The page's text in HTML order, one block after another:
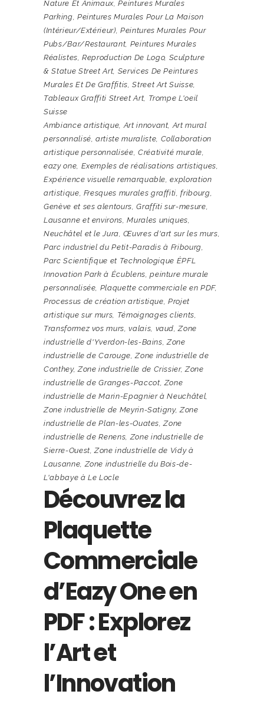
Nature Et Animaux,Peintures Murales
Parking, Peintures Murales Pour La Maison
(intérieur/extérieur), Peintures Murales Pour
Pubs/bar/restaurant, Peintures Murales
Réalistes,Reproduction De Logo, Sculpture
& Statue Street Art, Services De Peintures
Murales Et De Graffitis,Street Art Suisse,
Tableaux Graffiti Street Art, Trompe L'oeil
Suisse
Ambiance artistique,Art innovant,Art mural
personnalisé,artiste muraliste, Collaboration
artistique personnalisée, Créativité murale,
eazy one, Exemples de réalisations artistiques,
Expérience visuelle remarquable,exploration
artistique, Fresques murales graffiti,fribourg,
Genève et ses alentours,Graffiti sur-mesure,
Lausanne et environs,Murales uniques,
Neuchâtel et le Jura,Œuvres d'art sur les murs,
Parc industriel du Petit-Paradis à Fribourg,
Parc Scientifique et Technologique ÉPFL
Innovation Park à Écublens,peinture murale
personnalisée, Plaquette commerciale en PDF,
Processus de création artistique,Projet
artistique sur murs, Témoignages clients,
Transformez vos murs,valais, vaud,Zone
industrielle d'Yverdon-les-Bains,Zone
industrielle de Carouge,Zone industrielle de
Conthey,Zone industrielle de Crissier,Zone
industrielle de Granges-Paccot,Zone
industrielle de Marin-Epagnier à Neuchâtel,
Zone industrielle de Meyrin-Satigny,Zone
industrielle de Plan-les-Ouates,Zone
industrielle de Renens,Zone industrielle de
Sierre-Ouest,Zone industrielle de Vidy à
Lausanne,Zone industrielle du Bois-de-
L'abbaye à Le Locle
Découvrez la
Plaquette
Commerciale
d’Eazy One en
PDF : Explorez
l’Art et
l’Innovation